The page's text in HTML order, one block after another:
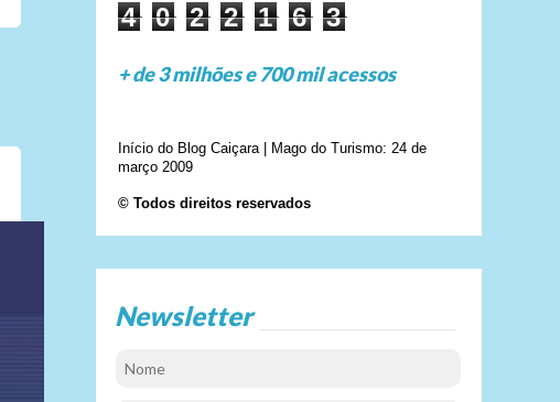
4 0 2 2 1 6 3
+ de 3 milhões e 700 mil acessos
Início do Blog Caiçara | Mago do Turismo: 24 de
março 2009
© Todos direitos reservados
Newsletter